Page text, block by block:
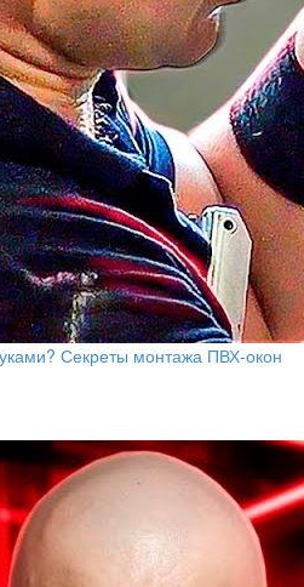
Секреты монтажа ПВХ-окон